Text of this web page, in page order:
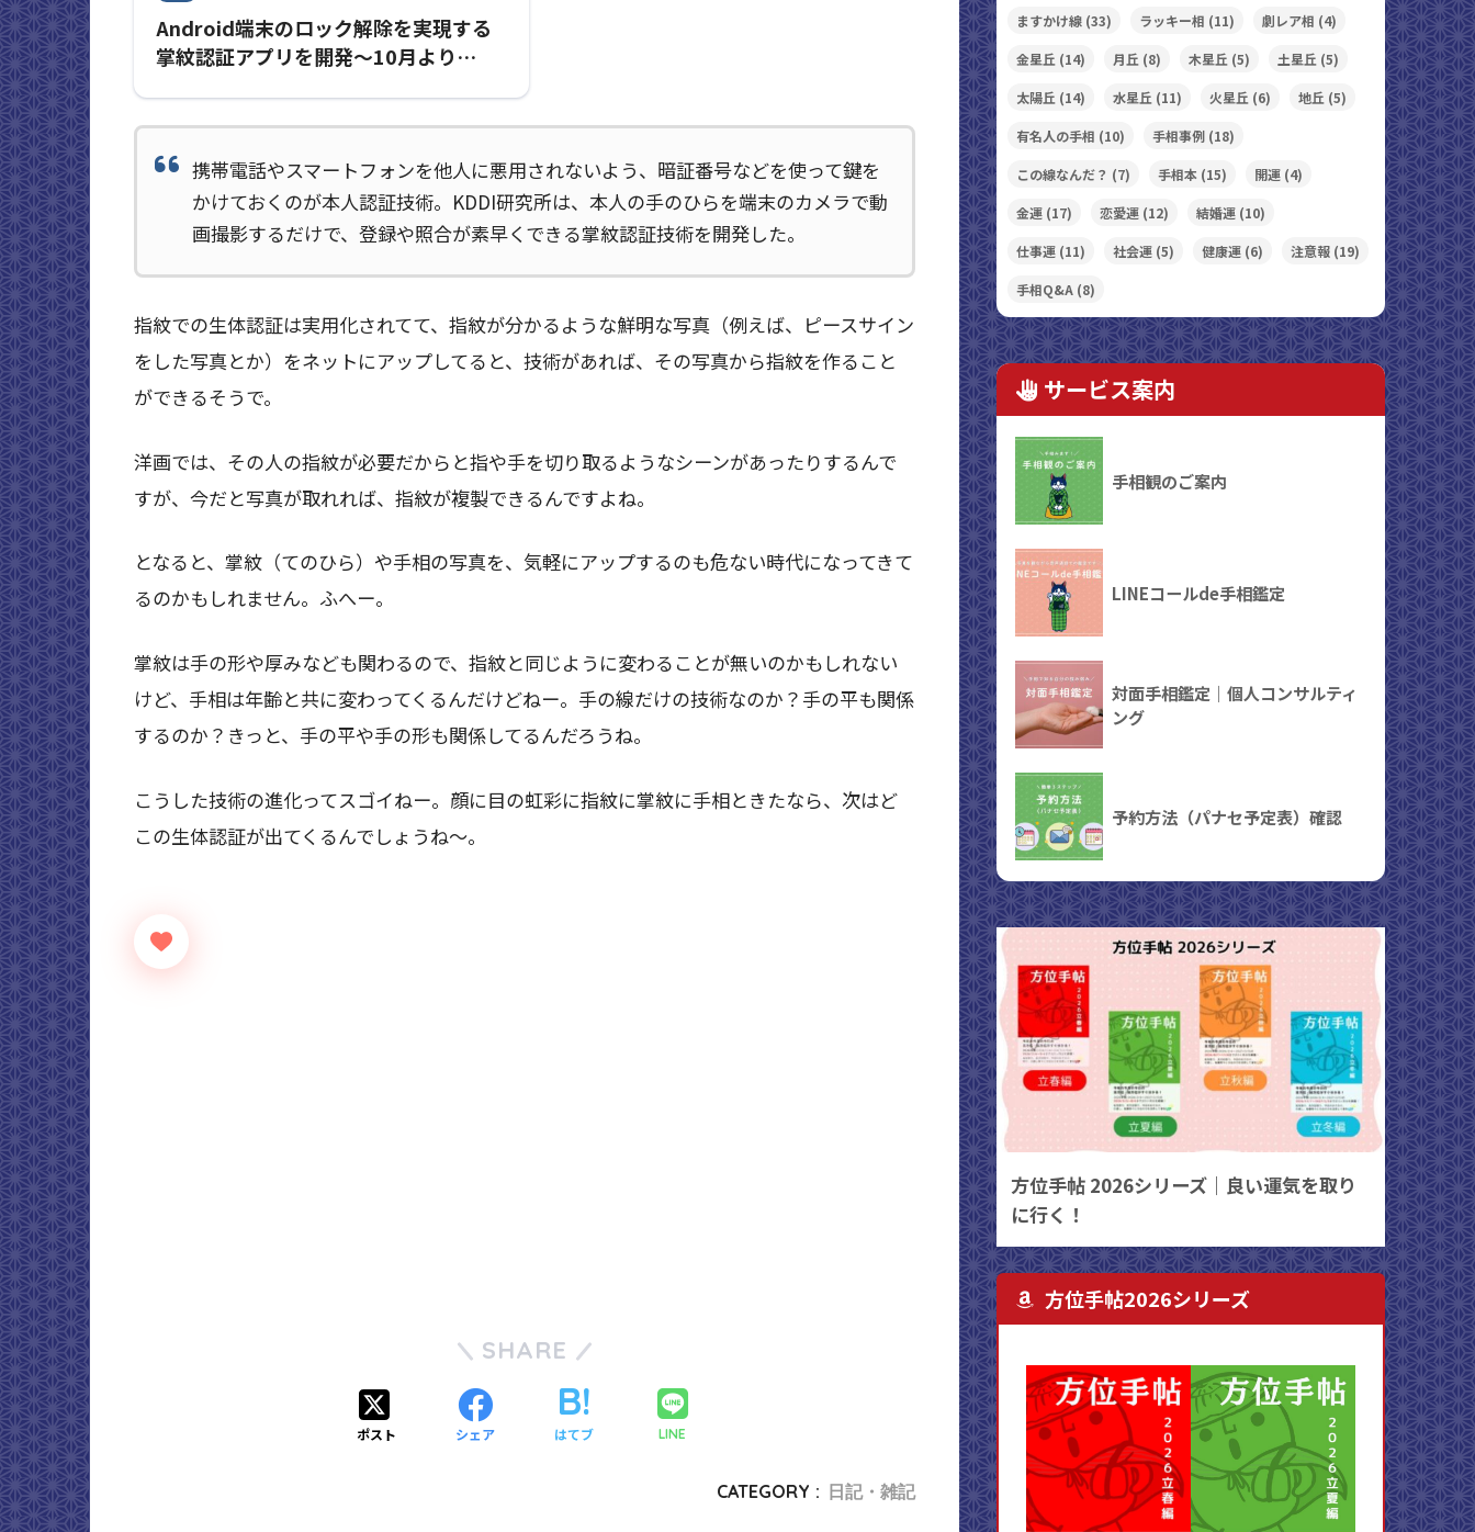
Android端末のロック解除を実現する
掌紋認証アプリを開発～10月より
携帯電話やスマートフォンを他人に悪用されないよう、暗証番号などを使って鍵を
かけておくのが本人認証技術。KDDI研究所は、本人の手のひらを端末のカメラで動
画撮影するだけで、登録や照合が素早くできる掌紋認証技術を開発した。
指紋での生体認証は実用化されてて、指紋が分かるような鮮明な写真（例えば、ピースサイン
をした写真とか）をネットにアップしてると、技術があれば、その写真から指紋を作ること
ができるそうで。
洋画では、その人の指紋が必要だからと指や手を切り取るようなシーンがあったりするんで
すが、今だと写真が取れれば、指紋が複製できるんですよね。
となると、掌紋（てのひら）や手相の写真を、気軽にアップするのも危ない時代になってきて
るのかもしれません。ふへー。
掌紋は手の形や厚みなども関わるので、指紋と同じように変わることが無いのかもしれない
けど、手相は年齢と共に変わってくるんだけどねー。手の線だけの技術なのか？手の平も関係
するのか？きっと、手の平や手の形も関係してるんだろうね。
こうした技術の進化ってスゴイねー。顔に目の虹彩に指紋に掌紋に手相ときたなら、次はど
この生体認証が出てくるんでしょうね～。
SHARE
ポスト シェア はてブ LINE
CATEGORY : 日記・雑記
ますかけ線 (33) ラッキー相 (11) 劇レア相 (4)
金星丘 (14) 月丘 (8) 木星丘 (5) 土星丘 (5)
太陽丘 (14) 水星丘 (11) 火星丘 (6) 地丘 (5)
有名人の手相 (10) 手相事例 (18)
この線なんだ？ (7) 手相本 (15) 開運 (4)
金運 (17) 恋愛運 (12) 結婚運 (10)
仕事運 (11) 社会運 (5) 健康運 (6) 注意報 (19)
手相Q&A (8)
サービス案内
手相観のご案内
LINEコールde手相鑑定
対面手相鑑定｜個人コンサルティ
ング
予約方法（パナセ予定表）確認
方位手帖 2026シリーズ｜良い運気を取り
に行く！
方位手帖2026シリーズ